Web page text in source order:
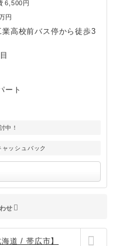
6,500円
円
高校前バス停から徒歩3
ート
中！
ャッシュバック
せ
道 / 帯広市】